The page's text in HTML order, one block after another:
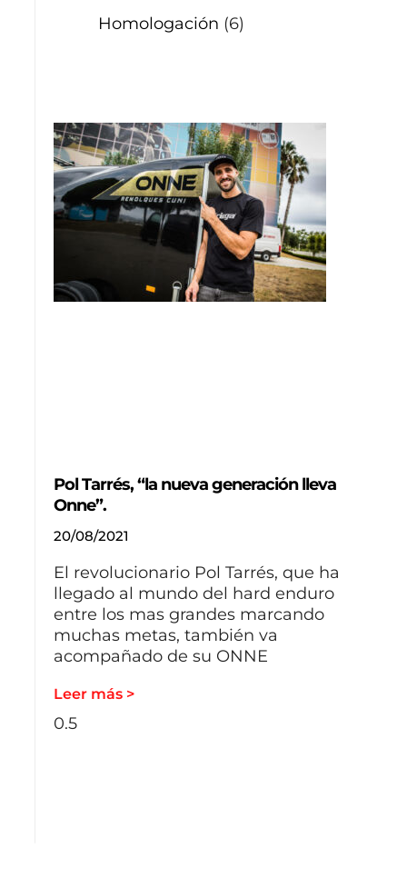
Homologación (6)
Pol Tarrés, “la nueva generación lleva
Onne”.
20/08/2021
El revolucionario Pol Tarrés, que ha
llegado al mundo del hard enduro
entre los mas grandes marcando
muchas metas, también va
acompañado de su ONNE
Leer más >